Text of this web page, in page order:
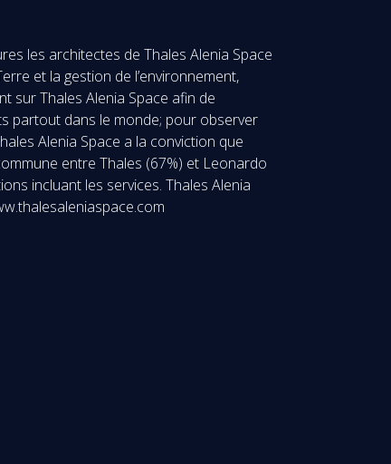
les architectes de Thales Alenia Space
et la gestion de l’environnement,
sur Thales Alenia Space afin de
partout dans le monde; pour observer
Alenia Space a la conviction que
entre Thales (67%) et Leonardo
incluant les services. Thales Alenia